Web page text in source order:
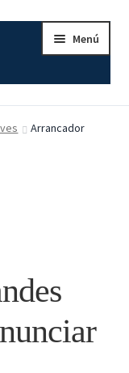
Menú
Arrancador